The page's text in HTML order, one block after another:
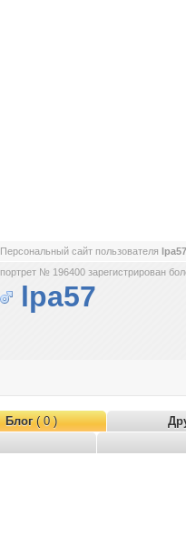
Персональный сайт пользователя
портрет № 196400 зарегистрирован
lpa57
Блог( 0 )